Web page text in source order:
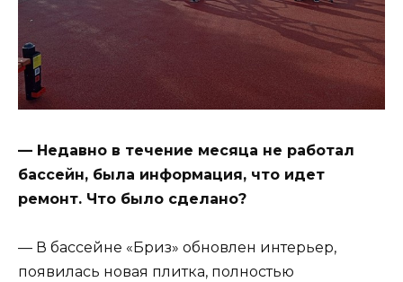
— Недавно в течение месяца не работал
бассейн, была информация, что идет
ремонт. Что было сделано?
— В бассейне «Бриз» обновлен интерьер,
появилась новая плитка, полностью